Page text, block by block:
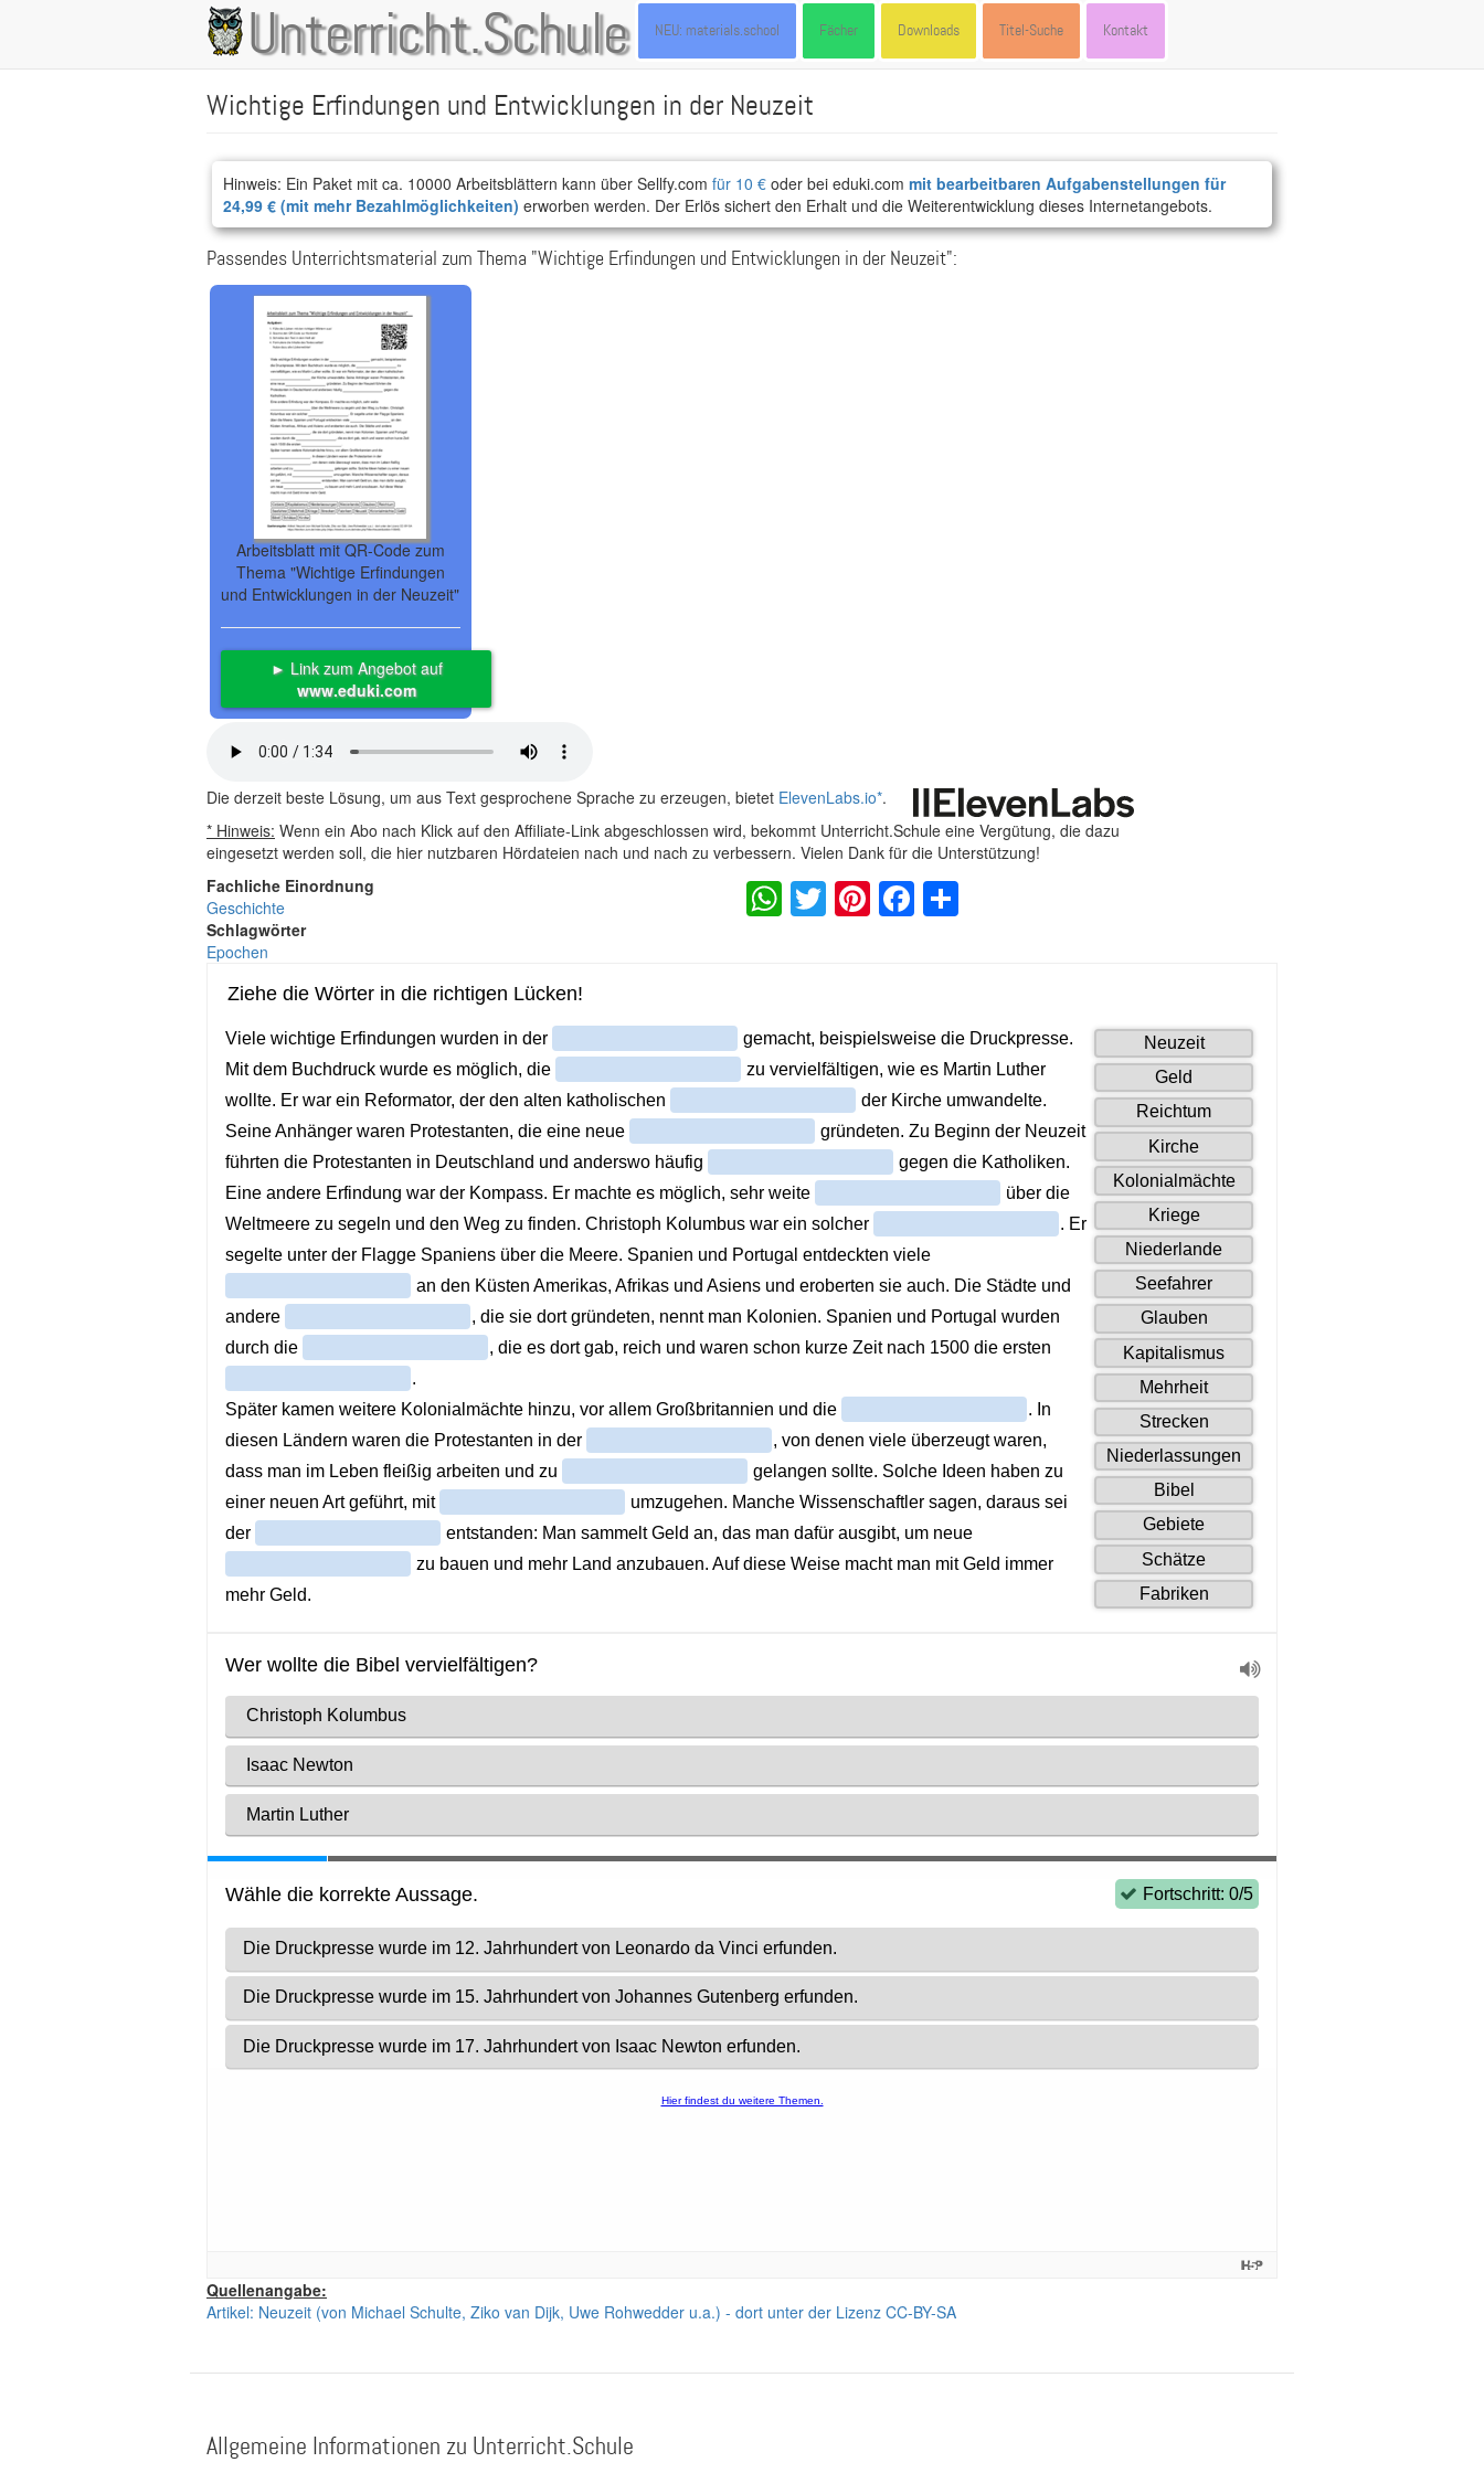
Unterricht.Schule
Main
navigation
NEU: materials.school Fächer Downloads Titel-Suche Kontakt
Wichtige Erfindungen und Entwicklungen in der Neuzeit
Hinweis: Ein Paket mit ca. 10000 Arbeitsblättern kann über Sellfy.com für 10 € oder bei eduki.com mit bearbeitbaren Aufgabenstellungen für
24,99 € (mit mehr Bezahlmöglichkeiten) erworben werden. Der Erlös sichert den Erhalt und die Weiterentwicklung dieses Internetangebots.
Passendes Unterrichtsmaterial zum Thema "Wichtige Erfindungen und Entwicklungen in der Neuzeit":
Arbeitsblatt mit QR-Code zum
Thema "Wichtige Erfindungen
und Entwicklungen in der Neuzeit"
► Link zum Angebot auf
www.eduki.com
Die derzeit beste Lösung, um aus Text gesprochene Sprache zu erzeugen, bietet ElevenLabs.io*.
* Hinweis: Wenn ein Abo nach Klick auf den Affiliate-Link abgeschlossen wird, bekommt Unterricht.Schule eine Vergütung, die dazu
eingesetzt werden soll, die hier nutzbaren Hördateien nach und nach zu verbessern. Vielen Dank für die Unterstützung!
Fachliche Einordnung
Geschichte
Schlagwörter
Epochen
WhatsApp
Twitter
Pinterest
Facebook
Quellenangabe:
Artikel: Neuzeit (von Michael Schulte, Ziko van Dijk, Uwe Rohwedder u.a.) - dort unter der Lizenz CC-BY-SA
Allgemeine Informationen zu Unterricht.Schule